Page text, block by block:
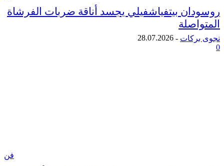
بيتفياشفيلي يجسد أناقة ضربات الفرشاة
-
28.07.2026